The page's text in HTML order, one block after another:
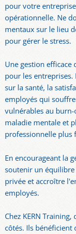
pour votre
opérationnelle. Ne
mentaux sur le lieu
pour gérer le stress.
Une gestion
pour les entreprises.
sur la santé, la
employés qui
vulnérables au
maladie mentale et
professionnelle plus
En encourageant la
soutenir un
privée et accroître
employés.
Chez KERN
côtés. Ils bénéficient